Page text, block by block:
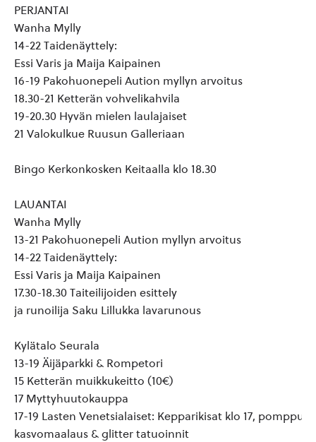
PERJANTAI
Wanha Mylly
14-22 Taidenäyttely:
Essi Varis ja Maija Kaipainen
16-19 Pakohuonepeli Aution myllyn arvoitus
18.30-21 Ketterän vohvelikahvila
19-20.30 Hyvän mielen laulajaiset
21 Valokulkue Ruusun Galleriaan
Bingo Kerkonkosken Keitaalla klo 18.30
LAUANTAI
Wanha Mylly
13-21 Pakohuonepeli Aution myllyn arvoitus
14-22 Taidenäyttely:
Essi Varis ja Maija Kaipainen
17.30-18.30 Taiteilijoiden esittely
ja runoilija Saku Lillukka lavarunous
Kylätalo Seurala
13-19 Äijäparkki & Rompetori
15 Ketterän muikkukeitto (10€)
17 Myttyhuutokauppa
17-19 Lasten Venetsialaiset: Kepparikisat klo 17,
kasvomaalaus & glitter tatuoinnit